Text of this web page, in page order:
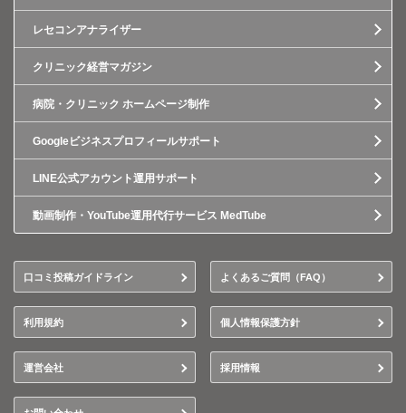
レセコンアナライザー
クリニック経営マガジン
病院・クリニック ホームページ制作
Googleビジネスプロフィールサポート
LINE公式アカウント運用サポート
動画制作・YouTube運用代行サービス MedTube
口コミ投稿ガイドライン よくあるご質問（FAQ）
利用規約 個人情報保護方針
運営会社 採用情報